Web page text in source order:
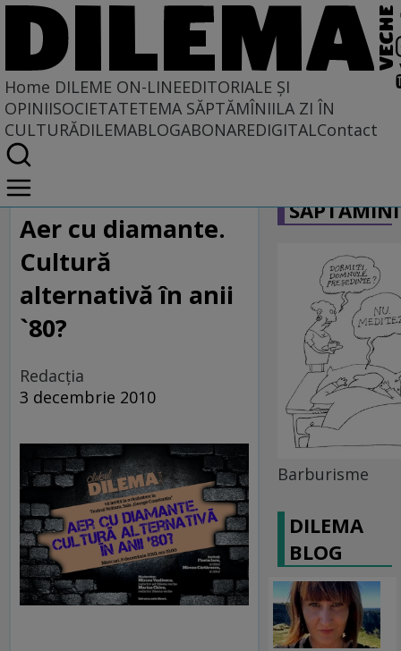
Home DILEME ON-LINEEDITORIALE ȘI
OPINIISOCIETATETEMA SĂPTĂMÎNIILA ZI ÎN
CULTURĂDILEMABLOGABONAREDIGITALContact
Home
Dileme on-line
Aer cu diamante.
Cultură
alternativă în anii
`80?
Redacţia
3 decembrie 2010
Barburisme
DILEMA
BLOG